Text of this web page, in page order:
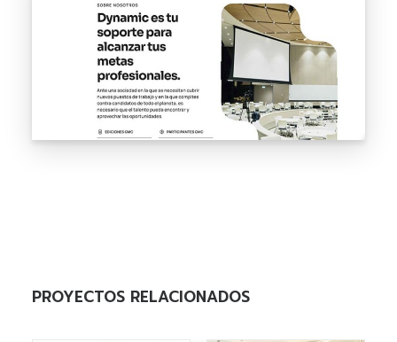
sostenido, atrajo
consultas profesionales cualificadas y posicionó a la
como referencia en su nicho. Un proyecto donde el
especializado demostró ser el activo SEO más
rentable a largo plazo.
PROYECTOS RELACIONADOS